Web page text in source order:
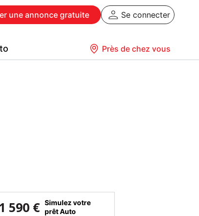
une annonce gratuite Se connecter
Près de chez vous
590 € Simulez votre
prêt Auto